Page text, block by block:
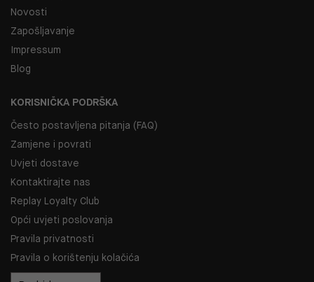
Novosti
Zapošljavanje
Impressum
Blog
KORISNIČKA PODRŠKA
Često postavljena pitanja (FAQ)
Zamjene i povrati
Uvjeti dostave
Kontaktirajte nas
Replay Loyalty Club
Opći uvjeti poslovanja
Pravila privatnosti
Pravila o korištenju kolačića